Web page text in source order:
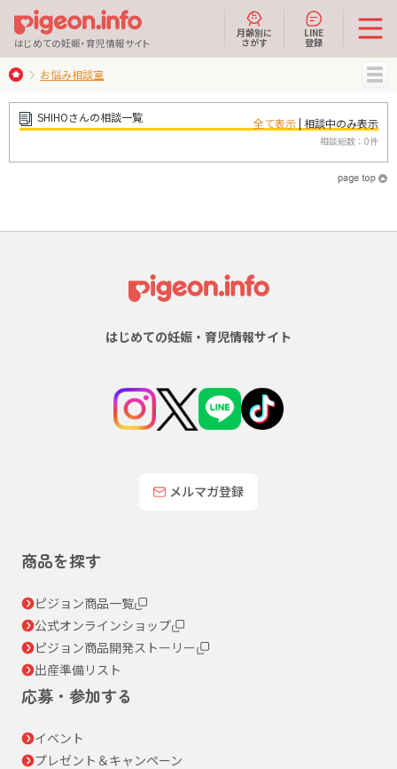
はじめての妊娠・育児情報サイト
月齢別に
さがす
LINE
登録
MENU
お悩み相談室
SHIHOさんの相談一覧 全て表示| 相談中のみ表示
相談総数：0件
はじめての妊娠・育児情報サイト
メルマガ登録
商品を探す
ピジョン商品一覧
公式オンラインショップ
ピジョン商品開発ストーリー
出産準備リスト
応募・参加する
イベント
プレゼント＆キャンペーン